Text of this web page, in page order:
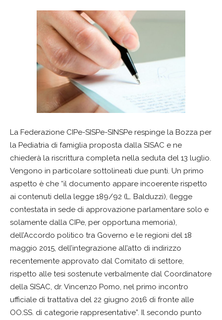
La Federazione CIPe-SISPe-SINSPe respinge la Bozza per
la Pediatria di famiglia proposta dalla SISAC e ne
chiederà la riscrittura completa nella seduta del 13 luglio.
Vengono in particolare sottolineati due punti. Un primo
aspetto è che “il documento appare incoerente rispetto
ai contenuti della legge 189/92 (L. Balduzzi), (legge
contestata in sede di approvazione parlamentare solo e
solamente dalla CIPe, per opportuna memoria),
dell’Accordo politico tra Governo e le regioni del 18
maggio 2015, dell’integrazione all’atto di indirizzo
recentemente approvato dal Comitato di settore,
rispetto alle tesi sostenute verbalmente dal Coordinatore
della SISAC, dr. Vincenzo Pomo, nel primo incontro
ufficiale di trattativa del 22 giugno 2016 di fronte alle
OO.SS. di categorie rappresentative”. Il secondo punto